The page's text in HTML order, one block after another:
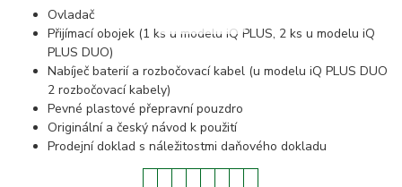
Ovladač
Přijímací obojek (1 ks u modelu iQ PLUS, 2 ks u modelu iQ
PLUS DUO)
Nabíječ baterií a rozbočovací kabel (u modelu iQ PLUS DUO
2 rozbočovací kabely)
Pevné plastové přepravní pouzdro
Originální a český návod k použití
Prodejní doklad s náležitostmi daňového dokladu